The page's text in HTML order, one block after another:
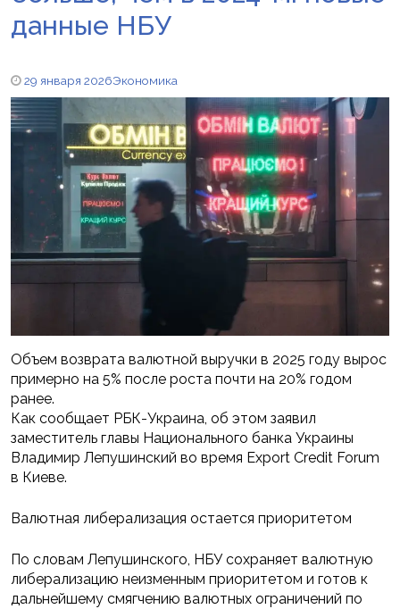
данные НБУ
29 января 2026Экономика
Объем возврата валютной выручки в 2025 году вырос
примерно на 5% после роста почти на 20% годом
ранее.
Как сообщает РБК-Украина, об этом заявил
заместитель главы Национального банка Украины
Владимир Лепушинский во время Export Credit Forum
в Киеве.
Валютная либерализация остается приоритетом
По словам Лепушинского, НБУ сохраняет валютную
либерализацию неизменным приоритетом и готов к
дальнейшему смягчению валютных ограничений по